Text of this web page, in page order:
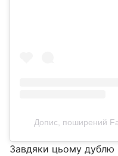
Допис, поширений
Завдяки цьому дублю